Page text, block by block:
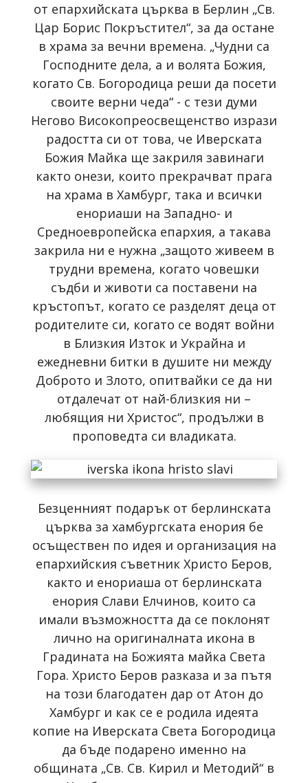
от епархийската църква в Берлин „Св.
Цар Борис Покръстител“, за да остане
в храма за вечни времена. „Чудни са
Господните дела, а и волята Божия,
когато Св. Богородица реши да посети
своите верни чеда“ - с тези думи
Негово Високопреосвещенство изрази
радостта си от това, че Иверската
Божия Майка ще закриля завинаги
както онези, които прекрачват прага
на храма в Хамбург, така и всички
енориаши на Западно- и
Средноевропейска епархия, а такава
закрила ни е нужна „защото живеем в
трудни времена, когато човешки
съдби и животи са поставени на
кръстопът, когато се разделят деца от
родителите си, когато се водят войни
в Близкия Изток и Украйна и
ежедневни битки в душите ни между
Доброто и Злото, опитвайки се да ни
отдалечат от най-близкия ни –
любящия ни Христос“, продължи в
проповедта си владиката.
Безценният подарък от берлинската
църква за хамбургската енория бе
осъществен по идея и организация на
епархийския съветник Христо Беров,
както и енориаша от берлинската
енория Слави Елчинов, които са
имали възможността да се поклонят
лично на оригиналната икона в
Градината на Божията майка Света
Гора. Христо Беров разказа и за пътя
на този благодатен дар от Атон до
Хамбург и как се е родила идеята
копие на Иверската Света Богородица
да бъде подарено именно на
общината „Св. Св. Кирил и Методий“ в